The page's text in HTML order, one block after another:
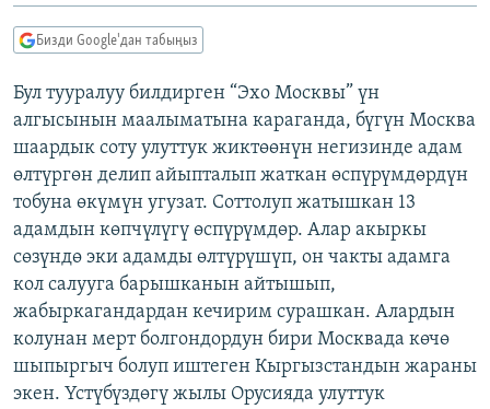
ЭКСПЕРТТЕР ТАЛДАЙТ
БИЗ ЖАНА ДҮЙНӨ
ЭЖЕ-СИҢДИЛЕР
АЗАТТЫК+
ЫҢГАЙСЫЗ СУРООЛОР
ӨЗГӨЧӨ ПИКИР
Русский
ОНЛАЙН ШЕРИНЕ
ЭЕ/АРнун бардык сайттары
Бизди Google'дан табыңыз
Бул тууралуу билдирген “Эхо Москвы” үн
алгысынын маалыматына караганда, бүгүн Москва
шаардык соту улуттук жиктөөнүн негизинде адам
өлтүргөн делип айыпталып жаткан өспүрүмдөрдүн
тобуна өкүмүн угузат. Соттолуп жатышкан 13
адамдын көпчүлүгү өспүрүмдөр. Алар акыркы
сөзүндө эки адамды өлтүрүшүп, он чакты адамга
кол салууга барышканын айтышып,
жабыркагандардан кечирим сурашкан. Алардын
колунан мерт болгондордун бири Москвада көчө
шыпыргыч болуп иштеген Кыргызстандын жараны
экен. Үстүбүздөгү жылы Орусияда улуттук